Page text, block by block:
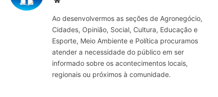
Ao desenvolvermos as seções de Agronegócio,
Cidades, Opinião, Social, Cultura, Educação e
Esporte, Meio Ambiente e Política procuramos
atender a necessidade do público em ser
informado sobre os acontecimentos locais,
regionais ou próximos à comunidade.